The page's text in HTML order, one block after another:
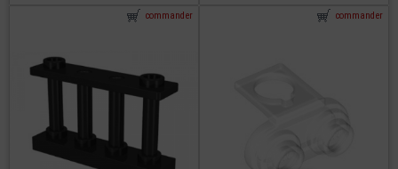
commander commander